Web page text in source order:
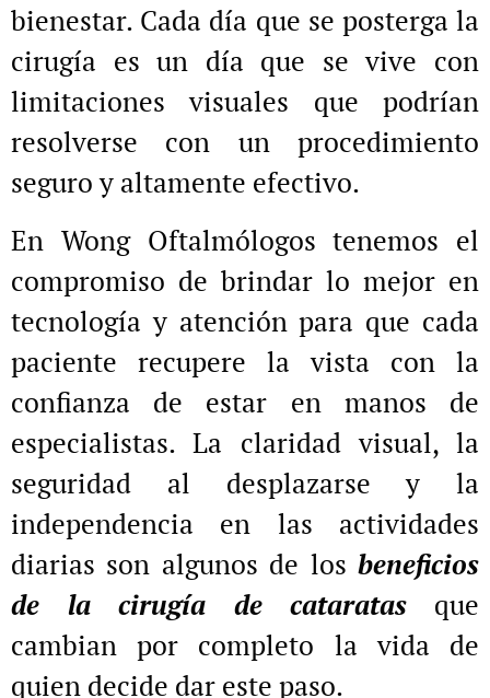
bienestar. Cada día que se posterga la
cirugía es un día que se vive con
limitaciones visuales que podrían
resolverse con un procedimiento
seguro y altamente efectivo.
En Wong Oftalmólogos tenemos el
compromiso de brindar lo mejor en
tecnología y atención para que cada
paciente recupere la vista con la
confianza de estar en manos de
especialistas. La claridad visual, la
seguridad al desplazarse y la
independencia en las actividades
diarias son algunos de los beneficios
de la cirugía de cataratas que
cambian por completo la vida de
quien decide dar este paso.